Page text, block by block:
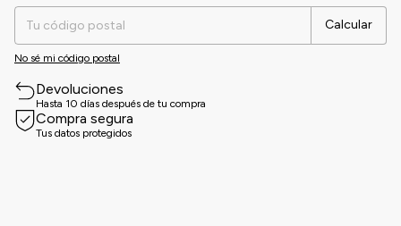
Calcular
No sé mi código postal
Devoluciones
Hasta 10 días después de tu compra
Compra segura
Tus datos protegidos